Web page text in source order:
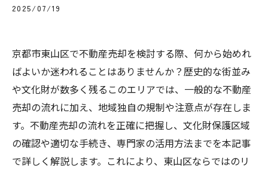
2025/07/19
京都市東山区で不動産売却を検討する際、何から始めれ
ばよいか迷われることはありませんか？歴史的な街並み
や文化財が数多く残るこのエリアでは、一般的な不動産
売却の流れに加え、地域独自の規制や注意点が存在しま
す。不動産売却の流れを正確に把握し、文化財保護区域
の確認や適切な手続き、専門家の活用方法までを本記事
で詳しく解説します。これにより、東山区ならではのリ